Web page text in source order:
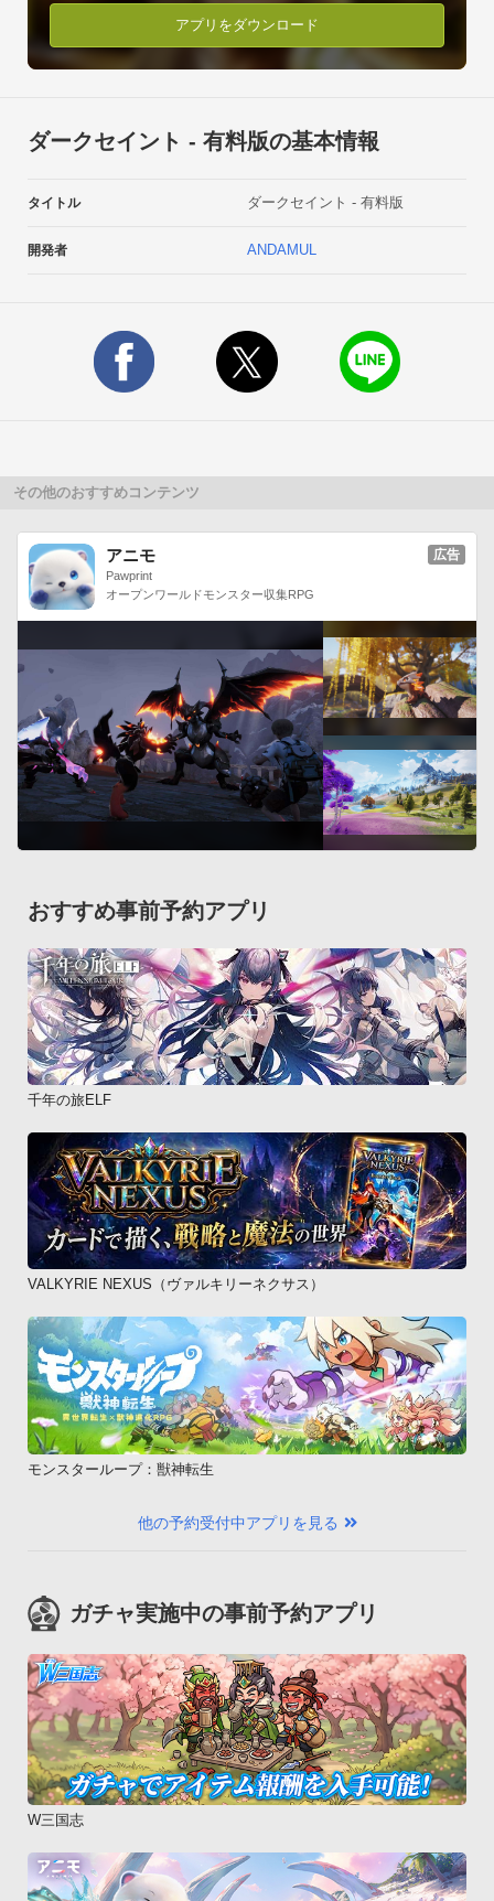
本アプリでは、twitterやfaccebookにツイートやメッセージを投
稿すると、有料コイン(最大200ECO）をゲットすることができ
ます。 ★基本操作は超シンプル！
を攻め落とせば次のステージに進めます。本アプリはシンプル
な操作で楽しむことができます。 ★召喚される仲間を増やし、
主人公のレベルが上がると召喚出来る仲間の数が増える！それ
キルを用いて、次々にわき出てくる敵をなぎ倒そう。スキルで
敵を打ち破っていく爽快感には、病みつ-
▼facebook
http://twitter.com/andamulgames 問い合わせに関しては
株式会社アンダムル
darksaint@andamul.com　までお願いします。
アプリをダウンロード
ダークセイント - 有料版の基本情報
タイトル ダークセイント - 有料版
開発者 ANDAMUL
その他のおすすめコンテンツ
アニモ
Pawprint
オープンワールドモンスター収集RPG
広告
おすすめ事前予約アプリ
千年の旅ELF
VALKYRIE NEXUS（ヴァルキリーネクサス）
モンスターループ：獣神転生
他の予約受付中アプリを見る
ガチャ実施中の事前予約アプリ
W三国志